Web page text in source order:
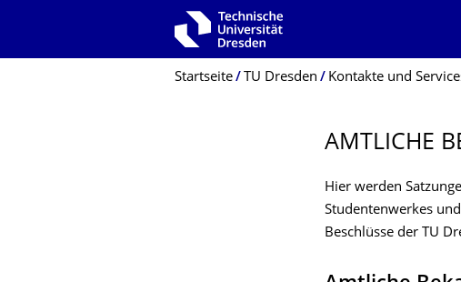
Zur Hauptnavigation springen
Breadcrumb-Menü
Startseite TU Dresden Kontakte und
AMTLICHE
Hier werden
Studentenwerkes
Beschlüsse der TU